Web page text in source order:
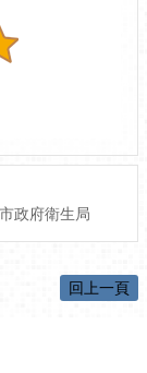
政府衛生局
回上一頁